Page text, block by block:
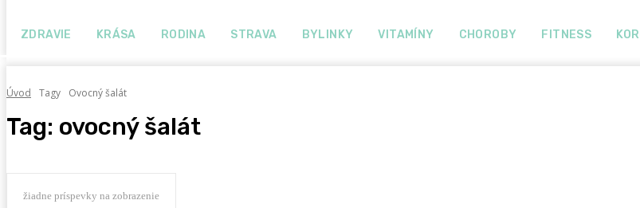
ZDRAVIE KRÁSA RODINA STRAVA BYLINKY VITAMÍNY CHOROBY FITNESS
Úvod Tagy Ovocný šalát
Tag: ovocný šalát
žiadne príspevky na zobrazenie